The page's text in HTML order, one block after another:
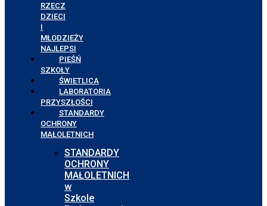
RZECZ
DZIECI
I
MŁODZIEŻY
NAJLEPSI
PIEŚŃ
SZKOŁY
ŚWIETLICA
LABORATORIA
PRZYSZŁOŚCI
STANDARDY
OCHRONY
MAŁOLETNICH
STANDARDY
OCHRONY
MAŁOLETNICH
w
Szkole